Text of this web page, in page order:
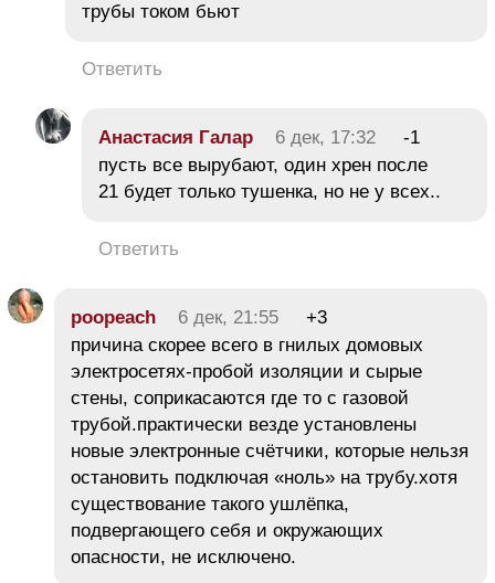
трубы током бьют
Ответить
Анастасия Галар 6 дек, 17:32
-1
пусть все вырубают, один хрен после
21 будет только тушенка, но не у всех..
Ответить
poopeach 6 дек, 21:55
+3
причина скорее всего в гнилых домовых
электросетях-пробой изоляции и сырые
стены, соприкасаются где то с газовой
трубой.практически везде установлены
новые электронные счётчики, которые нельзя
остановить подключая «ноль» на трубу.хотя
существование такого ушлёпка,
подвергающего себя и окружающих
опасности, не исключено.